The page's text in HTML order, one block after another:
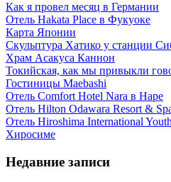
Как я провел месяц в Германии
Отель Hakata Place в Фукуоке
Карта Японии
Скульптура Хатико у станции
Храм Асакуса Каннон
Токийская, как мы привыкли
Гостиницы Maebashi
Отель Comfort Hotel Nara в Наре
Отель Hilton Odawara Resort &
Отель Hiroshima International
Хиросиме
Недавние записи